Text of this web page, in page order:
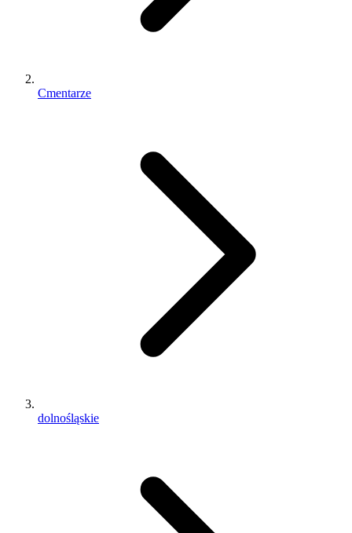
Cmentarze
dolnośląskie